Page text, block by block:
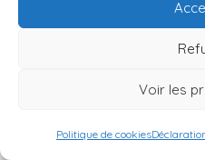
Voir les
Politique de cookies
de sécurité
Mise à
discrète